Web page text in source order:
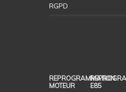
RGPD
REPROGRAMMATION
MOTEUR
E85